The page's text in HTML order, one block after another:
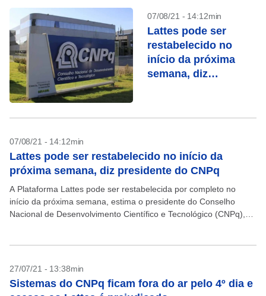
07/08/21 - 14:12min
Lattes pode ser
restabelecido no
início da próxima
semana, diz
07/08/21 - 14:12min
Lattes pode ser restabelecido no início da
próxima semana, diz presidente do CNPq
A Plataforma Lattes pode ser restabelecida por completo no
início da próxima semana, estima o presidente do Conselho
Nacional de Desenvolvimento Científico e Tecnológico (CNPq),
27/07/21 - 13:38min
Sistemas do CNPq ficam fora do ar pelo 4º dia e